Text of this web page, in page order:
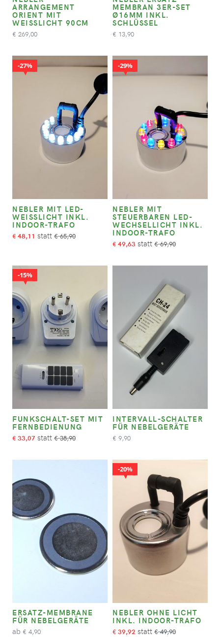
ARRANGEMENT
ORIENT MIT
WEISSLICHT 90CM
€ 269,00
MEMBRAN 3ER-SET
Ø16MM INKL.
SCHLÜSSEL
€ 13,90
27%
NEBLER MIT LED-
WEISSLICHT INKL. I
NDOOR-TRAFO
€ 48,11 €65,90
29%
NEBLER MIT
STEUERBAREN LED-
WECHSELLICHT INKL.
INDOOR-TRAFO
€ 49,63 €69,90
15%
FUNKSCHALT-SET MIT
FERNBEDIENUNG
€ 33,07 €38,90
INTERVALL-SCHALTER
FÜR NEBELGERÄTE
€ 9,90
ERSATZ-MEMBRANE
FÜR NEBELGERÄTE
ab € 4,90
20%
NEBLER OHNE LICHT
INKL. INDOOR-TRAFO
€ 39,92 €49,90